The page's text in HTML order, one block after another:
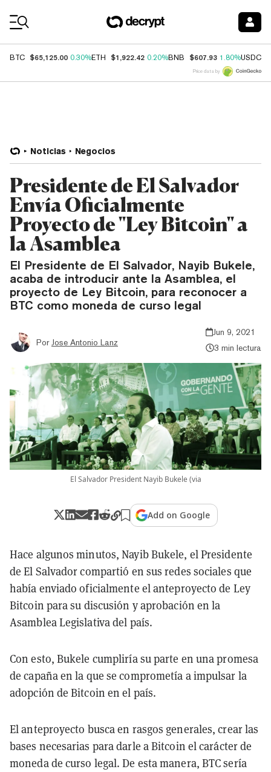
BTC $65,125.00 0.30%ETH $1,922.42 0.20%BNB $607.93 1.80%USDC
Price data by
Noticias Negocios
Presidente de El Salvador
Envía Oficialmente
Proyecto de "Ley Bitcoin" a
la Asamblea
El Presidente de El Salvador, Nayib Bukele,
acaba de introducir ante la Asamblea, el
proyecto de Ley Bitcoin, para reconocer a
BTC como moneda de curso legal
Por Jose Antonio Lanz
Jun 9, 2021
3 min lectura
El Salvador President Nayib Bukele (via
Add on Google
Hace algunos minutos, Nayib Bukele, el Presidente
de El Salvador compartió en sus redes sociales que
había enviado oficialmente el anteproyecto de Ley
Bitcoin para su discusión y aprobación en la
Asamblea Legislativa del país.
Con esto, Bukele cumpliría su parte en una promesa
de capaña en la que se comprometía a impulsar la
adopción de Bitcoin en el país.
El anteproyecto busca en rasgos generales, crear las
bases necesarias para darle a Bitcoin el carácter de
moneda de curso legal. De esta manera, BTC sería